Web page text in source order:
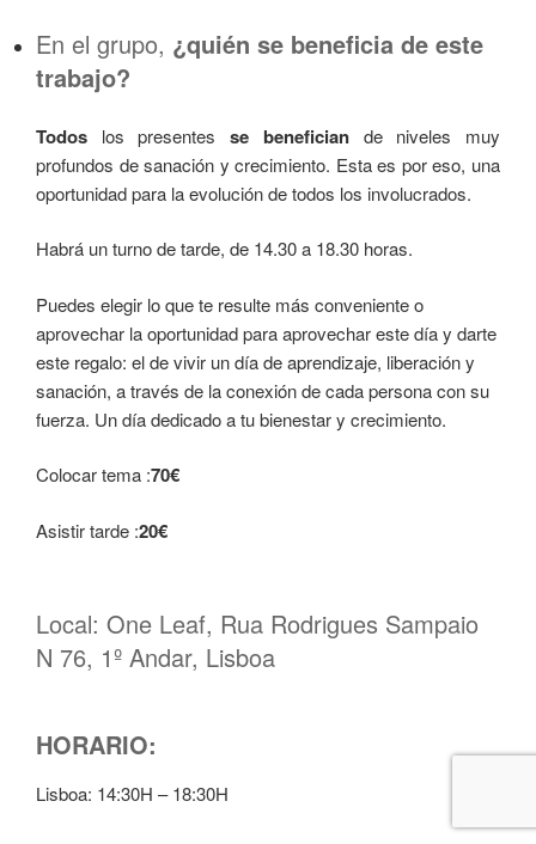
En el grupo, ¿quién se beneficia de este
trabajo?
Todos los presentesse beneficiande niveles muy
profundos de sanación y crecimiento. Esta es por eso, una
oportunidad para la evolución de todos los involucrados.
Habrá un turno de tarde, de 14.30 a 18.30 horas.
Puedes elegir lo que te resulte más conveniente o
aprovechar la oportunidad para aprovechar este día y darte
este regalo: el de vivir un día de aprendizaje, liberación y
sanación, a través de la conexión de cada persona con su
fuerza. Un día dedicado a tu bienestar y crecimiento.
Colocar tema :70€
Asistir tarde :20€
Local: One Leaf, Rua Rodrigues Sampaio
N 76, 1º Andar, Lisboa
HORARIO:
Lisboa: 14:30H – 18:30H